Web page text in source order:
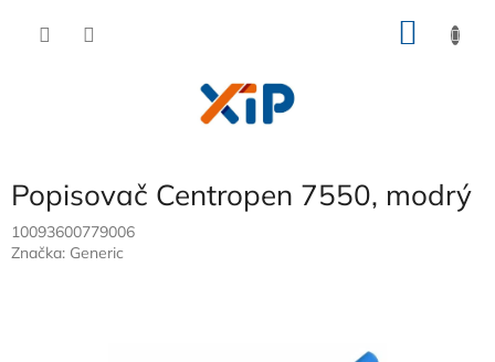
Popisovač Centropen 7550, modrý
10093600779006
Značka: Generic